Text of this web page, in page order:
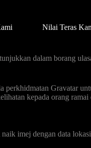
Nilai Teras
dalam borang
Gravatar
kepada orang ramai
imej dengan data